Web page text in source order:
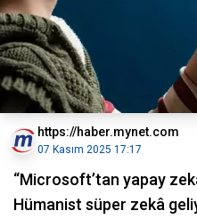
https://haber.mynet.com
07 Kasım 2025 17:17
“Microsoft’tan yapay
Hümanist süper zekâ